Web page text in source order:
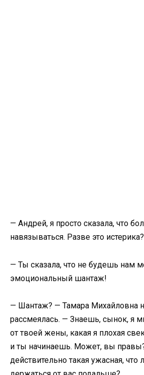
— Андрей, я просто сказала, что
навязываться. Разве это истерика?
— Ты сказала, что не будешь нам
эмоциональный шантаж!
— Шантаж? — Тамара Михайловна
рассмеялась. — Знаешь, сынок, я
от твоей жены, какая я плохая
и ты начинаешь. Может, вы
действительно такая ужасная,